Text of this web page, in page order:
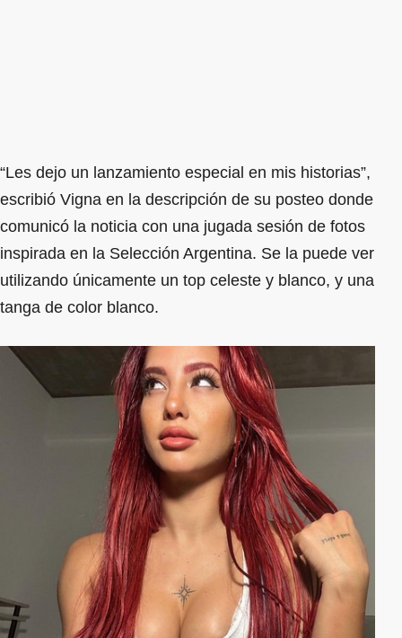
“Les dejo un lanzamiento especial en mis historias”,
escribió Vigna en la descripción de su posteo donde
comunicó la noticia con una jugada sesión de fotos
inspirada en la Selección Argentina. Se la puede ver
utilizando únicamente un top celeste y blanco, y una
tanga de color blanco.